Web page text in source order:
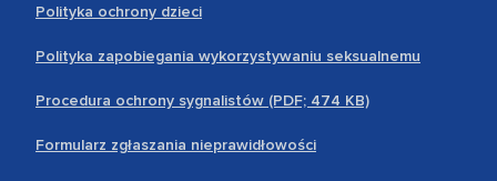
Polityka ochrony dzieci
Polityka zapobiegania wykorzystywaniu seksualnemu
Procedura ochrony sygnalistów (PDF; 474 KB)
Formularz zgłaszania nieprawidłowości